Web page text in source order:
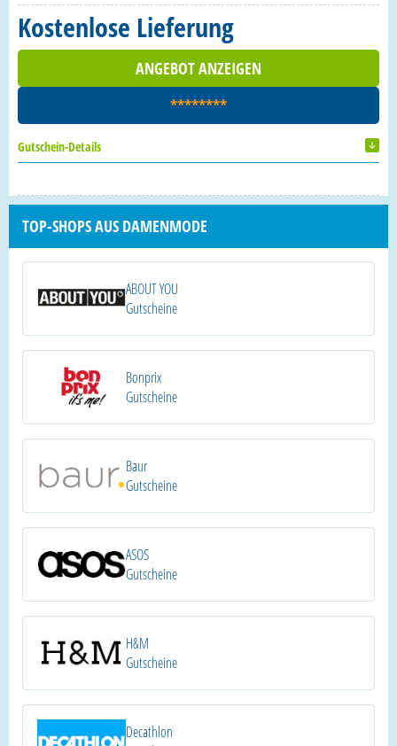
Kostenlose Lieferung
ANGEBOT ANZEIGEN
********
Gutschein-Details
TOP-SHOPS AUS DAMENMODE
ABOUT YOU
Gutscheine
Bonprix
Gutscheine
Baur
Gutscheine
ASOS
Gutscheine
H&M
Gutscheine
Decathlon